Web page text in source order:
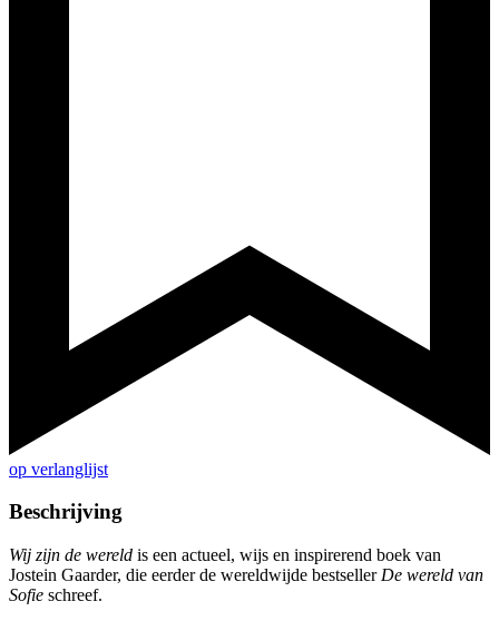
op verlanglijst
Beschrijving
Wij zijn de wereld is een actueel, wijs en inspirerend boek van
Jostein Gaarder, die eerder de wereldwijde bestseller De wereld van
Sofie schreef.